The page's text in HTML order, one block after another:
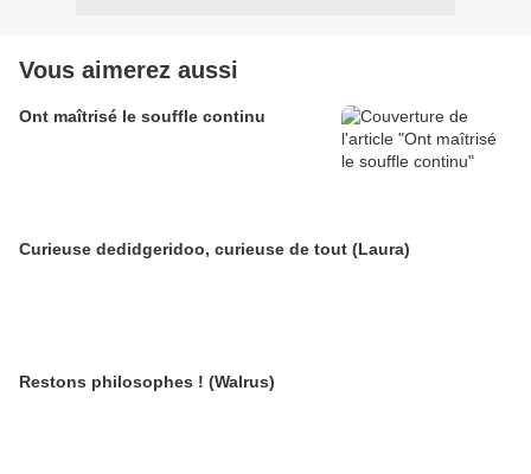
Vous aimerez aussi
Ont maîtrisé le souffle continu
Curieuse dedidgeridoo, curieuse de tout (Laura)
Restons philosophes ! (Walrus)